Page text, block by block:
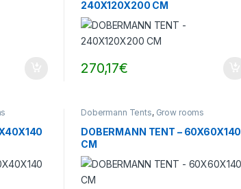
240X120X200 CM
270,17€
Dobermann Tents, Grow rooms
DOBERMANN TENT – 60X60X140
CM